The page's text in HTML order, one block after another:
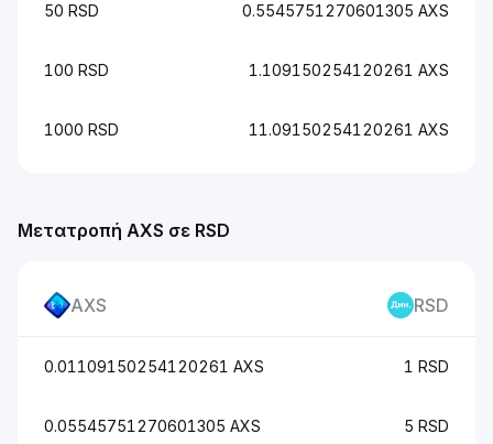
Μετατροπή AXS σε RSD
AXS RSD
0.01109150254120261 AXS 1 RSD
0.05545751270601305 AXS 5 RSD
50 RSD 0.5545751270601305 AXS
100 RSD 1.109150254120261 AXS
1000 RSD 11.09150254120261 AXS